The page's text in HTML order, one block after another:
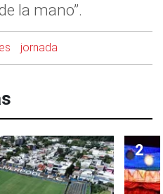
la mano”.
jornada